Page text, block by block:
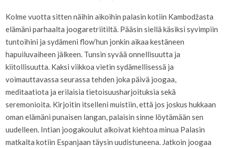
Kolme vuotta sitten näihin aikoihin palasin kotiin Kambodžasta
elämäni parhaalta joogaretriitiltä. Pääsin siellä käsiksi syvimpiin
tuntoihini ja sydämeni flow’hun jonkin aikaa kestäneen
hapuiluvaiheen jälkeen. Tunsin syvää onnellisuutta ja
kiitollisuutta. Kaksi viikkoa vietin sydämellisessä ja
voimauttavassa seurassa tehden joka päivä joogaa,
meditaatiota ja erilaisia tietoisuusharjoituksia sekä
seremonioita. Kirjoitin itselleni muistiin, että jos joskus hukkaan
oman elämäni punaisen langan, palaisin sinne löytämään sen
uudelleen. Intian joogakoulut alkoivat kiehtoa minua Palasin
matkalta kotiin Espanjaan täysin uudistuneena. Jatkoin joogaa